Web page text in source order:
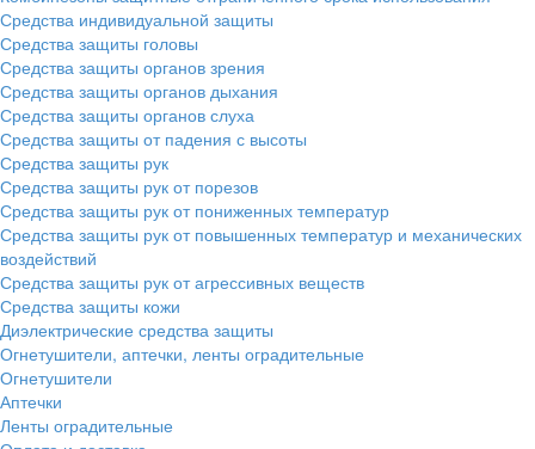
Средства индивидуальной защиты
Средства защиты головы
Средства защиты органов зрения
Средства защиты органов дыхания
Средства защиты органов слуха
Средства защиты от падения с высоты
Средства защиты рук
Средства защиты рук от порезов
Средства защиты рук от пониженных температур
Средства защиты рук от повышенных температур и механических
воздействий
Средства защиты рук от агрессивных веществ
Средства защиты кожи
Диэлектрические средства защиты
Огнетушители, аптечки, ленты оградительные
Огнетушители
Аптечки
Ленты оградительные